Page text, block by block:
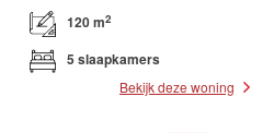
120 m2
5 slaapkamers
Bekijk deze woning